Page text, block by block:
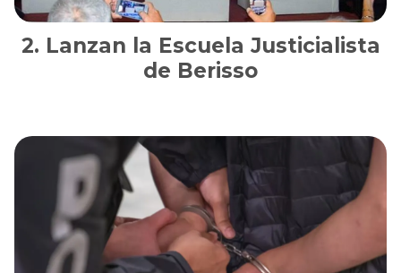
Lanzan la Escuela Justicialista
de Berisso